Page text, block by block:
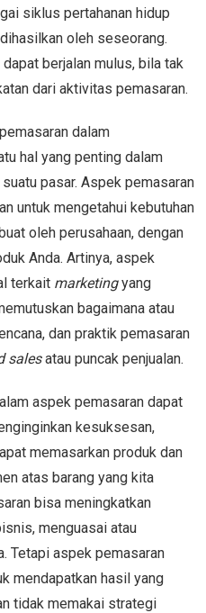
siklus pertahanan hidup
oleh seseorang.
berjalan mulus, bila tak
dari aktivitas pemasaran.
dalam
hal yang penting dalam
pasar. Aspek pemasaran
untuk mengetahui kebutuhan
oleh perusahaan, dengan
Anda. Artinya, aspek
terkait marketingyang
bagaimana atau
dan praktik pemasaran
salesatau puncak penjualan.
aspek pemasaran dapat
kesuksesan,
memasarkan produk dan
atas barang yang kita
bisa meningkatkan
menguasai atau
Tetapi aspek pemasaran
mendapatkan hasil yang
tidak memakai strategi